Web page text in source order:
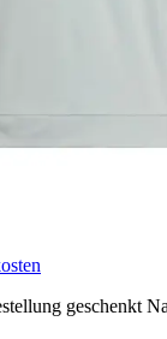
geschenkt